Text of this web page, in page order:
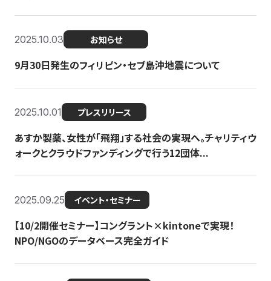
2025.10.03 お知らせ
9月30日発生のフィリピン・セブ島沖地震について
2025.10.01 プレスリリース
あすか製薬、女性が「飛翔」する社会の実現へ。チャリティウ
ォークとクラウドファンディングで行う12団体...
2025.09.25 イベント・セミナー
【10/2開催セミナー】コングラント×kintoneで実現！
NPO/NGOのデータベース完全ガイド